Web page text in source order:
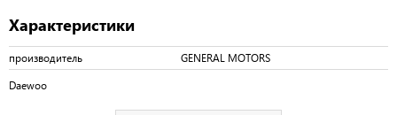
Характеристики
производитель GENERAL MOTORS
Daewoo